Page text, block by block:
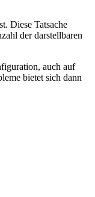
Diese Tatsache
der darstellbaren
auch auf
bietet sich dann